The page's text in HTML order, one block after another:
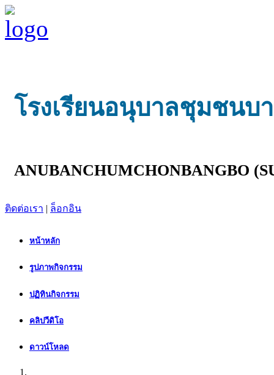
โรงเรียนอนุบาลชุมชนบ
ANUBANCHUMCHONBANGBO
ติดต่อเรา | ล็อกอิน
หน้าหลัก
รูปภาพกิจกรรม
ปฏิทินกิจกรรม
คลิปวีดิโอ
ดาวน์โหลด